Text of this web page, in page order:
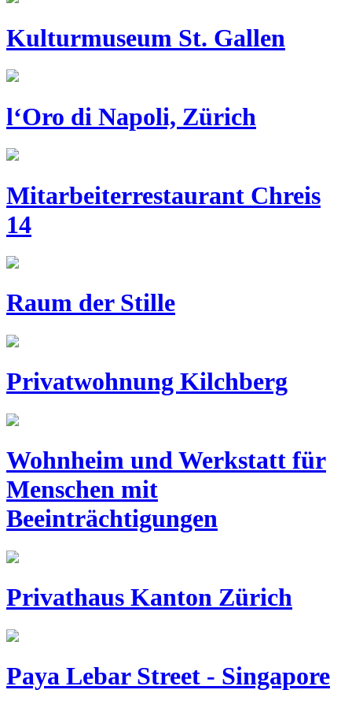
Kulturmuseum St. Gallen
l‘Oro di Napoli, Zürich
Mitarbeiterrestaurant Chreis
14
Raum der Stille
Privatwohnung Kilchberg
Wohnheim und Werkstatt für
Menschen mit
Beeinträchtigungen
Privathaus Kanton Zürich
Paya Lebar Street - Singapore